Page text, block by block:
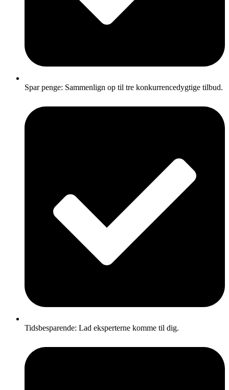
Spar penge: Sammenlign op til tre konkurrencedygtige tilbud.
Tidsbesparende: Lad eksperterne komme til dig.